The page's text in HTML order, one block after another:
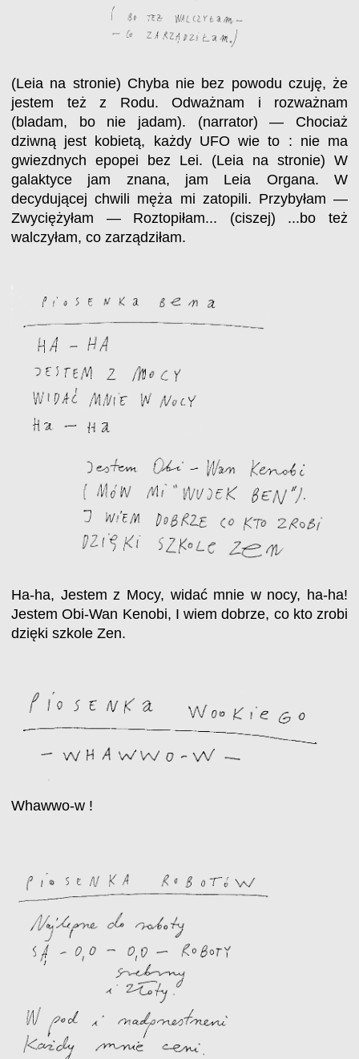
(Leia na stronie) Chyba nie bez powodu czuję, że
jestem też z Rodu. Odważnam i rozważnam
(bladam, bo nie jadam). (narrator) — Chociaż
dziwną jest kobietą, każdy UFO wie to : nie ma
gwiezdnych epopei bez Lei. (Leia na stronie) W
galaktyce jam znana, jam Leia Organa. W
decydującej chwili męża mi zatopili. Przybyłam —
Zwyciężyłam — Roztopiłam... (ciszej) ...bo też
walczyłam, co zarządziłam.
Ha-ha, Jestem z Mocy, widać mnie w nocy, ha-ha!
Jestem Obi-Wan Kenobi, I wiem dobrze, co kto zrobi
dzięki szkole Zen.
Whawwo-w !